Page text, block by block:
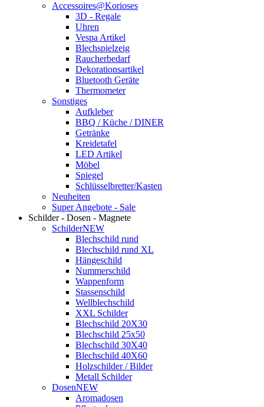
Accessoires@Korioses
3D - Regale
Uhren
Vespa Artikel
Blechspielzeig
Raucherbedarf
Dekorationsartikel
Bluetooth Geräte
Thermometer
Sonstiges
Aufkleber
BBQ / Küche / DINER
Getränke
Kreidetafel
LED Artikel
Möbel
Spiegel
Schlüsselbretter/Kasten
Neuheiten
Super Angebote - Sale
Schilder - Dosen - Magnete
SchilderNEW
Blechschild rund
Blechschild rund XL
Hängeschild
Nummerschild
Wappenform
Stassenschild
Wellblechschild
XXL Schilder
Blechschild 20X30
Blechschild 25x50
Blechschild 30X40
Blechschild 40X60
Holzschilder / Bilder
Metall Schilder
DosenNEW
Aromadosen